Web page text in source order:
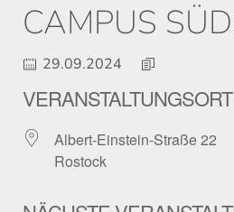
CAMPUS
29.09.2024
VERANSTALTUNGSORT
Albert-Einstein-Straße 22
Rostock